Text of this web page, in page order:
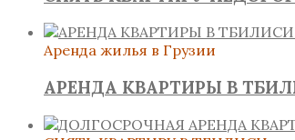
Аренда жилья в Грузии
АРЕНДА КВАРТИРЫ В